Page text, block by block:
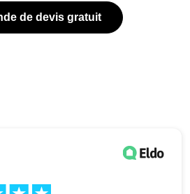
de devis gratuit